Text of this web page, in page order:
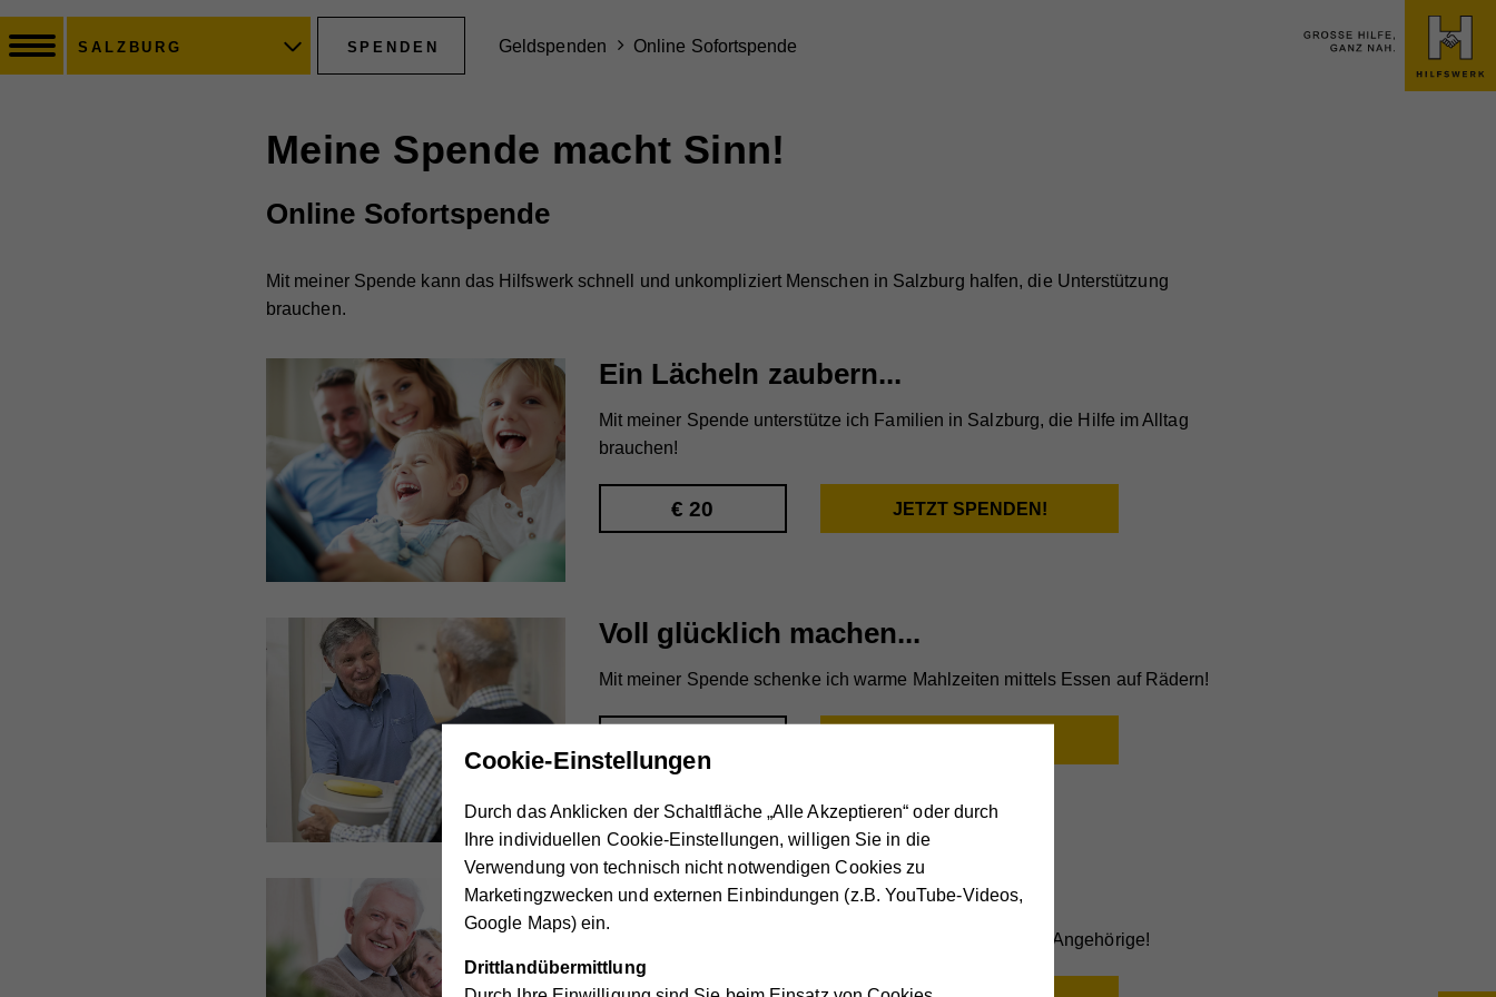
SALZBURG SPENDEN Geldspenden Online Sofortspende
Meine Spende macht Sinn!
Online Sofortspende
Mit meiner Spende kann das Hilfswerk schnell und unkompliziert Menschen in Salzburg halfen, die Unterstützung
brauchen.
Ein Lächeln zaubern...
Mit meiner Spende unterstütze ich Familien in Salzburg, die Hilfe im Alltag
brauchen!
Voll glücklich machen...
Mit meiner Spende schenke ich warme Mahlzeiten mittels Essen auf Rädern!
Unterstützung bringen...
Mit meiner Spende schenke ich Entlastung für pflegende Angehörige!
Cookie-Einstellungen
Durch das Anklicken der Schaltfläche „Alle Akzeptieren“ oder durch
Ihre individuellen Cookie-Einstellungen, willigen Sie in die
Verwendung von technisch nicht notwendigen Cookies zu
Marketingzwecken und externen Einbindungen (z.B. YouTube-Videos,
Google Maps) ein.
Drittlandübermittlung